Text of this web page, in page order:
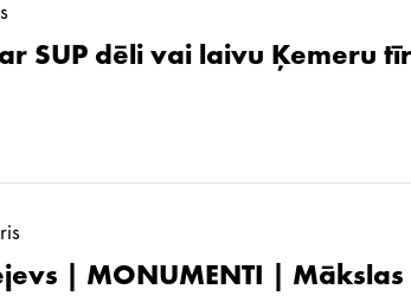
SUP dēli vai laivu Ķemeru
| MONUMENTI |